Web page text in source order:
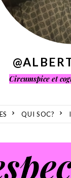
Circumspice et
QUI SOC?